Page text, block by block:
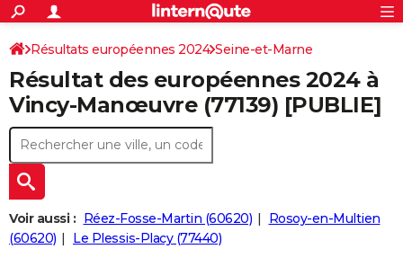
ACTUALITÉS
Politique
Société
Faits Divers
Education
Monde
Villes
+
SPORT
Coupe du monde 2026
Football
Tennis
Cyclisme
Rugby
Forum
CULTURE
Programme TV
TNT
Streaming
Cinéma
Sorties cinéma
Musique
+
FINANCE
Retraite
Impôts
Epargne
Immobilier
Risques naturels par ville
Banque
Assurance
Crédit
AUTO
Essais
Réserver un essai
Citadines
Berlines
SUV
Forum auto
+
HIGH-TECH
Mobiles
Meilleur smartphone
Internet
Ordinateurs
Jeux vidéo
Guide high-tech
+
BRICOLAGE
Rechercher
S'inscrire
Connexion
Résultats européennes 2024 Seine-et-Marne
Résultat des européennes 2024 à
Vincy-Manœuvre (77139) [PUBLIE]
Voir aussi : Réez-Fosse-Martin (60620)
Rosoy-en-Multien
(60620)
Le Plessis-Placy (77440)